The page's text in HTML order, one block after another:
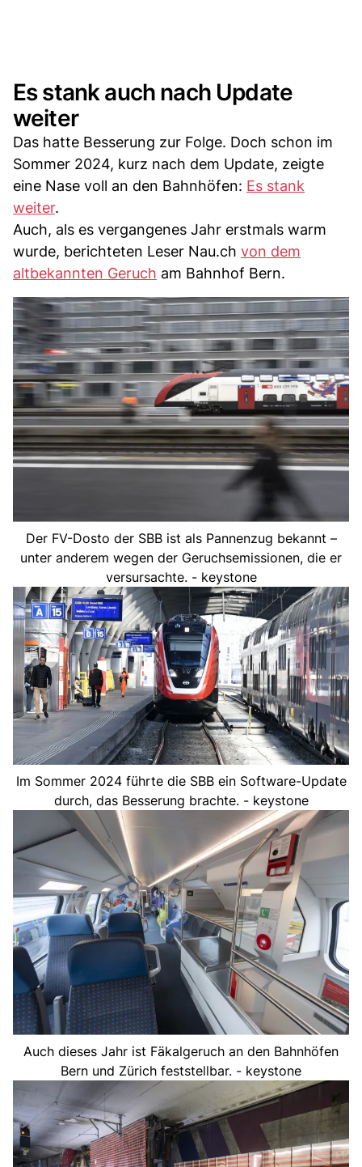
Es stank auch nach Update
weiter
Das hatte Besserung zur Folge. Doch schon im
Sommer 2024, kurz nach dem Update, zeigte
eine Nase voll an den Bahnhöfen: Es stank
weiter.
Auch, als es vergangenes Jahr erstmals warm
wurde, berichteten Leser Nau.ch von dem
altbekannten Geruch am Bahnhof Bern.
Der FV-Dosto der SBB ist als Pannenzug bekannt –
unter anderem wegen der Geruchsemissionen, die er
versursachte. - keystone
Im Sommer 2024 führte die SBB ein Software-Update
durch, das Besserung brachte. - keystone
Auch dieses Jahr ist Fäkalgeruch an den Bahnhöfen
Bern und Zürich feststellbar. - keystone